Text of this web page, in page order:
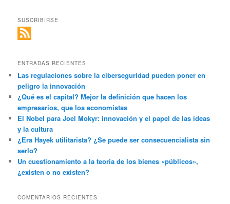
SUSCRIBIRSE
ENTRADAS RECIENTES
Las regulaciones sobre la ciberseguridad pueden poner en
peligro la innovación
¿Qué es el capital? Mejor la definición que hacen los
empresarios, que los economistas
El Nobel para Joel Mokyr: innovación y el papel de las ideas
y la cultura
¿Era Hayek utilitarista? ¿Se puede ser consecuencialista sin
serlo?
Un cuestionamiento a la teoría de los bienes «públicos»,
¿existen o no existen?
COMENTARIOS RECIENTES